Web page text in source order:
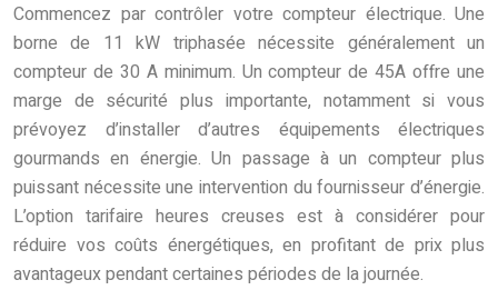
Commencez par contrôler votre compteur électrique. Une
borne de 11 kW triphasée nécessite généralement un
compteur de 30 A minimum. Un compteur de 45A offre une
marge de sécurité plus importante, notamment si vous
prévoyez d’installer d’autres équipements électriques
gourmands en énergie. Un passage à un compteur plus
puissant nécessite une intervention du fournisseur d’énergie.
L’option tarifaire heures creuses est à considérer pour
réduire vos coûts énergétiques, en profitant de prix plus
avantageux pendant certaines périodes de la journée.